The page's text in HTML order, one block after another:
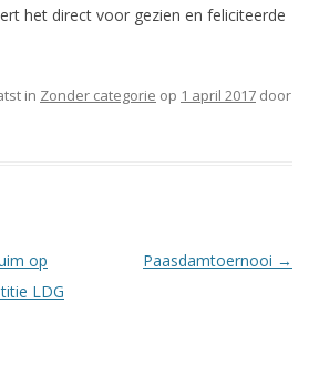
het direct voor gezien en feliciteerde
in Zonder categorie op 1 april 2017 door
op
LDG
Paasdamtoernooi →